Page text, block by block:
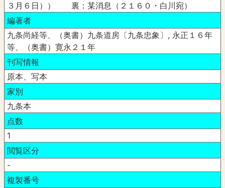
３月６日）） 裏：某消息（２１６０・白川宛）
編著者
九条尚経等、（奥書）九条道房〔九条忠象〕, 永正１６年
等、（奥書）寛永２１年
刊写情報
原本、写本
家別
九条本
点数
1
閲覧区分
-
複製番号